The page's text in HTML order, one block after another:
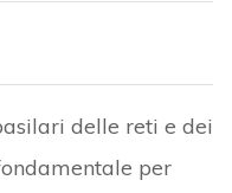
delle reti e dei
per